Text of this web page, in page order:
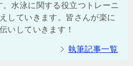
水泳に関する役立つトレーニ
していきます。皆さんが楽に
いしていきます！
執筆記事一覧